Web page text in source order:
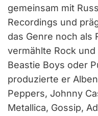
gemeinsam mit
Recordings und
das Genre noch als
vermählte Rock
Beastie Boys oder
produzierte er
Peppers, Johnny
Metallica, Gossip,